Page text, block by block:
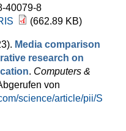
40079-8
(662.89 KB)
Media comparison
research on
. Computers &
von
science/article/pii/S